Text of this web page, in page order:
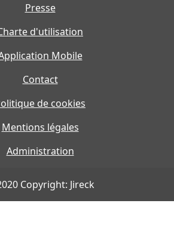
Presse
d'utilisation
Mobile
Contact
de cookies
Mentions légales
Administration
Copyright: Jireck